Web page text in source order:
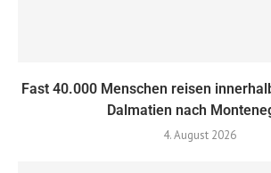
Fast 40.000 Menschen reisen
Dalmatien nach
4. August 2026